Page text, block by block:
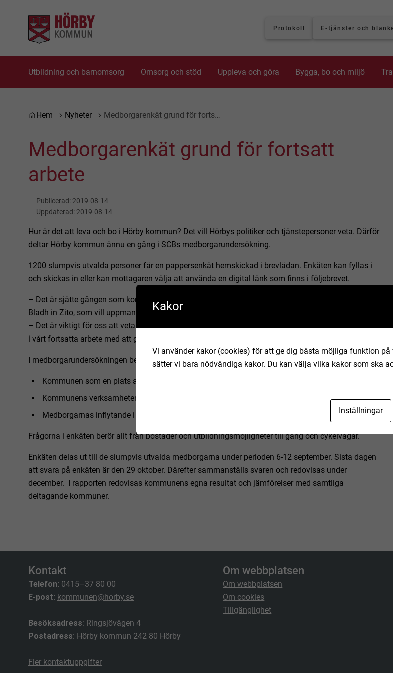
Gå till innehåll
Gå till huvudmeny
Protokoll E-tjänster och
Utbildning och barnomsorg Omsorg och stöd Uppleva och göra Bygga, bo och miljö
Du är här:
Hem Nyheter Medborgarenkät grund för forts…
Medborgarenkät grund för fortsatt
arbete
Publicerad: 2019-08-14
Uppdaterad: 2019-08-14
Hur är det att leva och bo i Hörby kommun? Det vill Hörbys politiker och tjänstepersoner veta. Därför
deltar Hörby kommun ännu en gång i SCBs medborgarundersökning.
1200 slumpvis utvalda personer får en pappersenkät hemskickad i brevlådan. Enkäten kan fyllas i
och skickas in eller kan mottagaren välja att använda en digital länk som finns i följebrevet.
– Det är sjätte gången som kommunen deltar i undersökningen, berättar kommunalråd Cecilia
Bladh in Zito, som vill uppmana kommuninvånaren som får enkäten att ta sig tid att svar på den:
– Det är viktigt för oss att veta hur medborgarna uppfattar sin kommun. Svaren vi får in använder vi
i vårt fortsatta arbete med att göra Hörby till en ännu bättre boende- och företagarkommun.
I medborgarundersökningen betygsätter kommunens invånare tre områden:
Kommunen som en plats att bo och leva på
Kommunens verksamheter
Medborgarnas inflytande i sin kommun
Frågorna i enkäten berör allt från bostäder och utbildningsmöjligheter till gång och cykelvägar.
Enkäten delas ut till de slumpvis utvalda medborgarna under perioden 6-12 september. Sista dagen
att svara på enkäten är den 29 oktober. Därefter sammanställs svaren och redovisas under
december. I rapporten redovisas kommunens egna resultat och jämförelser med samtliga
deltagande kommuner.
Kontakt
Telefon: 0415–37 80 00
E-post: kommunen@horby.se
Besöksadress: Ringsjövägen 4
Postadress: Hörby kommun 242 80 Hörby
Fler kontaktuppgifter
Om webbplatsen
Om webbplatsen
Om cookies
Tillgänglighet
Kakor
Vi använder kakor (cookies) för att ge dig bästa möjliga funktion
sätter vi bara nödvändiga kakor. Du kan välja vilka kakor som ska
Inställningar